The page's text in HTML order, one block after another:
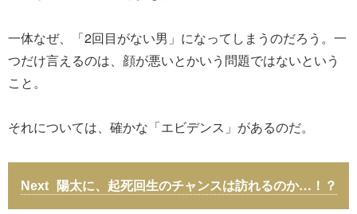
一体なぜ、「2回目がない男」になってしまうのだろう。一
つだけ言えるのは、顔が悪いとかいう問題ではないという
こと。
それについては、確かな「エビデンス」があるのだ。
陽太に、起死回生のチャンスは訪れるのか…！？